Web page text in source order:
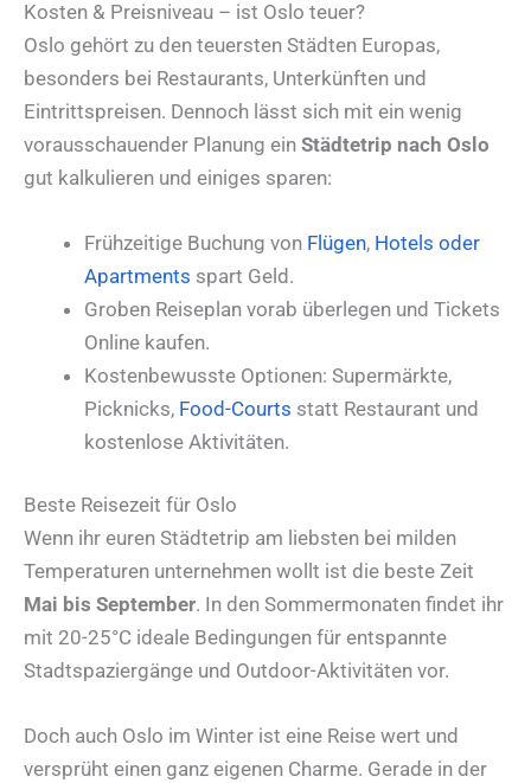
Kosten & Preisniveau – ist Oslo teuer?
Oslo gehört zu den teuersten Städten Europas,
besonders bei Restaurants, Unterkünften und
Eintrittspreisen. Dennoch lässt sich mit ein wenig
vorausschauender Planung ein Städtetrip nach Oslo
gut kalkulieren und einiges sparen:
Frühzeitige Buchung von Flügen, Hotels oder
Apartments spart Geld.
Groben Reiseplan vorab überlegen und Tickets
Online kaufen.
Kostenbewusste Optionen: Supermärkte,
Picknicks, Food-Courts statt Restaurant und
kostenlose Aktivitäten.
Beste Reisezeit für Oslo
Wenn ihr euren Städtetrip am liebsten bei milden
Temperaturen unternehmen wollt ist die beste Zeit
Mai bis September. In den Sommermonaten findet ihr
mit 20-25°C ideale Bedingungen für entspannte
Stadtspaziergänge und Outdoor-Aktivitäten vor.
Doch auch Oslo im Winter ist eine Reise wert und
versprüht einen ganz eigenen Charme. Gerade in der